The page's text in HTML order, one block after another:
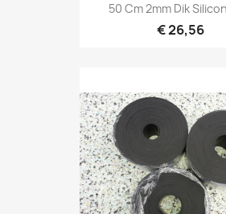
50 Cm 2mm Dik
€ 26,56